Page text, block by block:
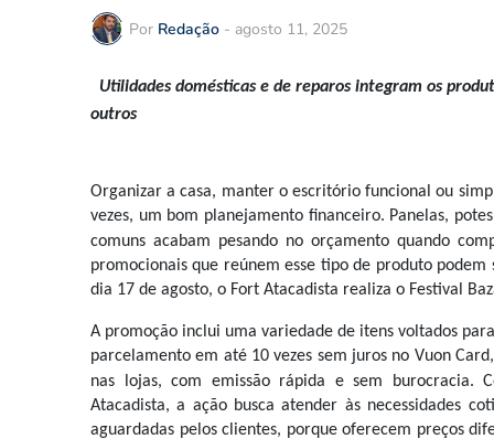
Por Redação - agosto 11, 2025
Utilidades domésticas e de reparos integram os
outros
Organizar a casa, manter o escritório funcional ou
vezes, um bom planejamento financeiro. Panelas,
comuns acabam pesando no orçamento quando
promocionais que reúnem esse tipo de produto
dia 17 de agosto, o Fort Atacadista realiza o Festival
A promoção inclui uma variedade de itens voltados
parcelamento em até 10 vezes sem juros no Vuon
nas lojas, com emissão rápida e sem burocracia.
Atacadista, a ação busca atender às necessidades
aguardadas pelos clientes, porque oferecem preços